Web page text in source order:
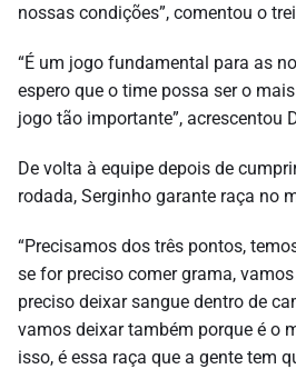
nossas condições”, comentou o
“É um jogo fundamental para as
espero que o time possa ser o
jogo tão importante”, acrescentou
De volta à equipe depois de
rodada, Serginho garante raça no
“Precisamos dos três pontos,
se for preciso comer grama,
preciso deixar sangue dentro de
vamos deixar também porque é o
isso, é essa raça que a gente tem